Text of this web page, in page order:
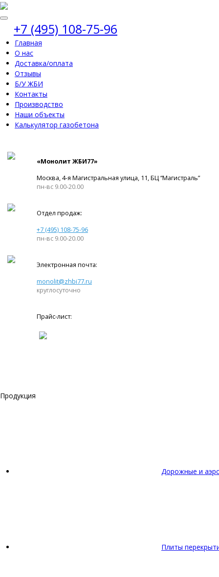
+7 (495) 108-75-96
Главная
О нас
Доставка/оплата
Отзывы
Б/У ЖБИ
Контакты
Производство
Наши объекты
Калькулятор газобетона
«Монолит ЖБИ77»
Москва, 4-я Магистральная улица, 11, ​БЦ “Магистраль”
пн-вс 9.00-20.00
Отдел продаж:
+7 (495) 108-75-96
пн-вс 9.00-20.00
Электронная почта:
monolit@zhbi77.ru
круглосуточно
Прайс-лист:
Продукция
Дорожные и
Плиты